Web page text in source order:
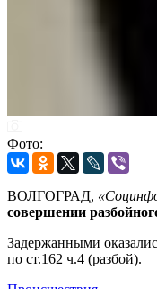
Фото:
ВОЛГОГРАД,
совершении
Задержанными
по ст.162 ч.4 (разбой).